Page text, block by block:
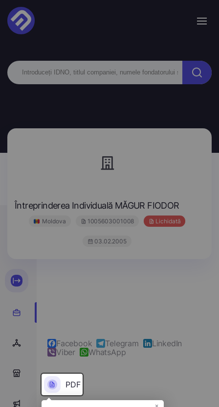
Întreprinderea Individuală MĂGUR FIODOR
Moldova 1005603001008 Lichidată
03.02.2005
Facebook Telegram
LinkedIn
Viber
WhatsApp
PDF